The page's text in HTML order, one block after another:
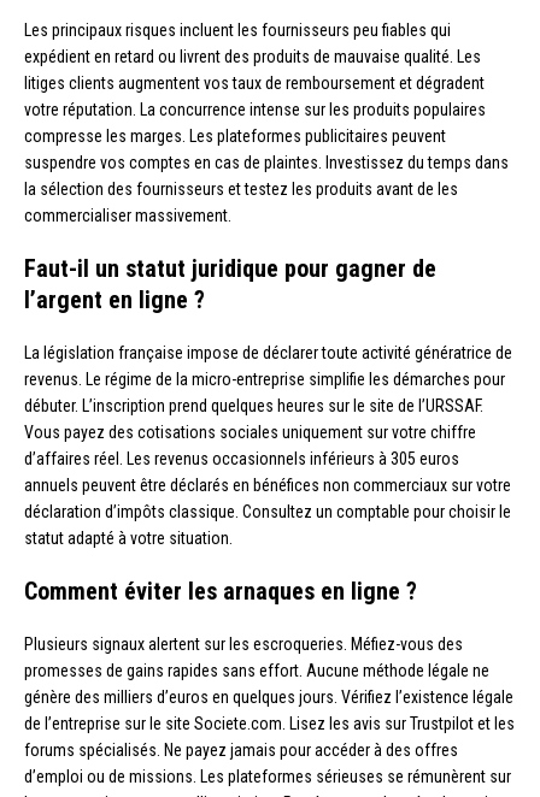
Les principaux risques incluent les fournisseurs peu fiables qui
expédient en retard ou livrent des produits de mauvaise qualité. Les
litiges clients augmentent vos taux de remboursement et dégradent
votre réputation. La concurrence intense sur les produits populaires
compresse les marges. Les plateformes publicitaires peuvent
suspendre vos comptes en cas de plaintes. Investissez du temps dans
la sélection des fournisseurs et testez les produits avant de les
commercialiser massivement.
Faut-il un statut juridique pour gagner de
l’argent en ligne ?
La législation française impose de déclarer toute activité génératrice de
revenus. Le régime de la micro-entreprise simplifie les démarches pour
débuter. L’inscription prend quelques heures sur le site de l’URSSAF.
Vous payez des cotisations sociales uniquement sur votre chiffre
d’affaires réel. Les revenus occasionnels inférieurs à 305 euros
annuels peuvent être déclarés en bénéfices non commerciaux sur votre
déclaration d’impôts classique. Consultez un comptable pour choisir le
statut adapté à votre situation.
Comment éviter les arnaques en ligne ?
Plusieurs signaux alertent sur les escroqueries. Méfiez-vous des
promesses de gains rapides sans effort. Aucune méthode légale ne
génère des milliers d’euros en quelques jours. Vérifiez l’existence légale
de l’entreprise sur le site Societe.com. Lisez les avis sur Trustpilot et les
forums spécialisés. Ne payez jamais pour accéder à des offres
d’emploi ou de missions. Les plateformes sérieuses se rémunèrent sur